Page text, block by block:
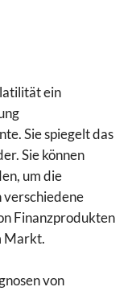
ein
Sie spiegelt das
Sie können
um die
verschiedene
Finanzprodukten
Markt.
von